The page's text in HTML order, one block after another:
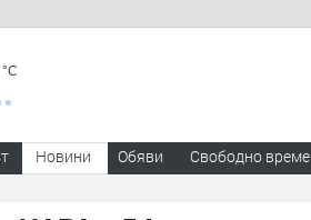
°C
Новини Обяви Свободно време